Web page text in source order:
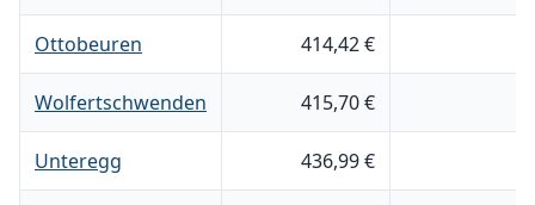
Ottobeuren 414,42 €
Wolfertschwenden 415,70 €
Unteregg 436,99 €